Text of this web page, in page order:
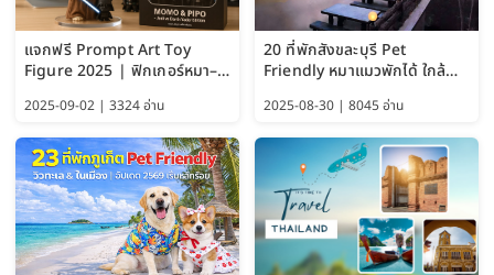
แจกฟรี Prompt Art Toy
Figure 2025 | ฟิกเกอร์หมา–
ChatGPT และ Gemini
2025-09-02 | 3324 อ่าน
20 ที่พักสังขละบุรี Pet
Friendly หมาแมวพักได้ ใกล้
2025-08-30 | 8045 อ่าน